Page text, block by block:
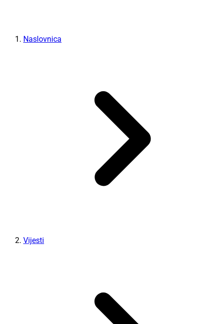
Naslovnica
Vijesti